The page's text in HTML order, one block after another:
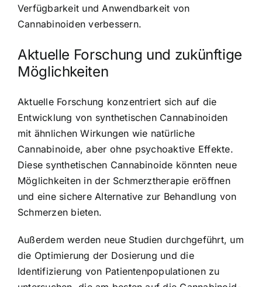
Verfügbarkeit und Anwendbarkeit von
Cannabinoiden verbessern.
Aktuelle Forschung und zukünftige
Möglichkeiten
Aktuelle Forschung konzentriert sich auf die
Entwicklung von synthetischen Cannabinoiden
mit ähnlichen Wirkungen wie natürliche
Cannabinoide, aber ohne psychoaktive Effekte.
Diese synthetischen Cannabinoide könnten neue
Möglichkeiten in der Schmerztherapie eröffnen
und eine sichere Alternative zur Behandlung von
Schmerzen bieten.
Außerdem werden neue Studien durchgeführt, um
die Optimierung der Dosierung und die
Identifizierung von Patientenpopulationen zu